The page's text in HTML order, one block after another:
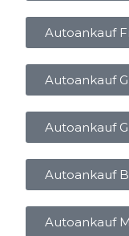
Autoankauf
Autoankauf
Autoankauf
Autoankauf
Autoankauf